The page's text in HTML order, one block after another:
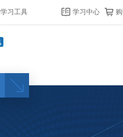
习工具 学习中心